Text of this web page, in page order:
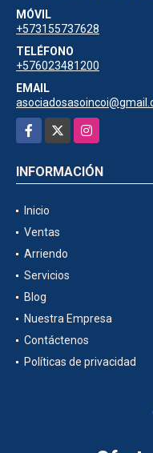
MÓVIL
+573155737628
TELÉFONO
+576023481200
EMAIL
Facebook
Instagram
INFORMACIÓN
Inicio
Ventas
Arriendo
Servicios
Blog
Nuestra Empresa
Contáctenos
Políticas de privacidad